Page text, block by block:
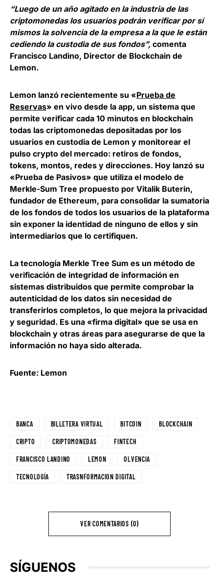
“Luego de un año agitado en la industria de las
criptomonedas los usuarios podrán verificar por sí
mismos la solvencia de la empresa a la que le están
cediendo la custodia de sus fondos”, comenta
Francisco Landino, Director de Blockchain de
Lemon.
Lemon lanzó recientemente su «Prueba de
Reservas» en vivo desde la app, un sistema que
permite verificar cada 10 minutos en blockchain
todas las criptomonedas depositadas por los
usuarios en custodia de Lemon y monitorear el
pulso crypto del mercado: retiros de fondos,
tokens, montos, redes y direcciones. Hoy lanzó su
«Prueba de Pasivos» que utiliza el modelo de
Merkle-Sum Tree propuesto por Vitalik Buterin,
fundador de Ethereum, para consolidar la sumatoria
de los fondos de todos los usuarios de la plataforma
sin exponer la identidad de ninguno de ellos y sin
intermediarios que lo certifiquen.
La tecnología Merkle Tree Sum es un método de
verificación de integridad de información en
sistemas distribuidos que permite comprobar la
autenticidad de los datos sin necesidad de
transferirlos completos, lo que mejora la privacidad
y seguridad. Es una «firma digital» que se usa en
blockchain y otras áreas para asegurarse de que la
información no haya sido alterada.
Fuente: Lemon
BANCA BILLETERA VIRTUAL BITCOIN BLOCKCHAIN
CRIPTO CRIPTOMONEDAS FINTECH
FRANCISCO LANDINO LEMON OLVENCIA
TECNOLOGÍA TRASNFORMACION DIGITAL
VER COMENTARIOS (0)
SÍGUENOS